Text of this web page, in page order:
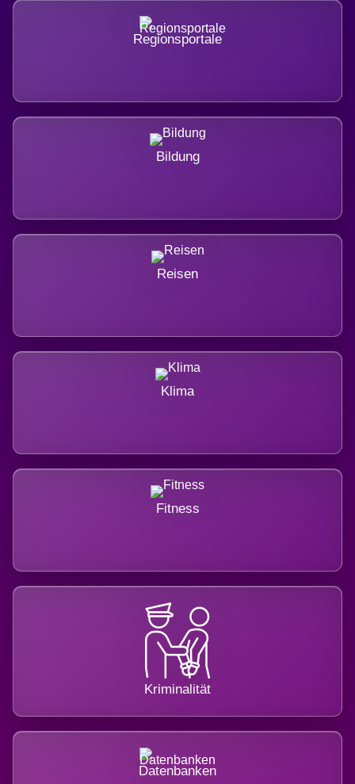
Regionsportale
Bildung
Reisen
Klima
Fitness
Kriminalität
Datenbanken